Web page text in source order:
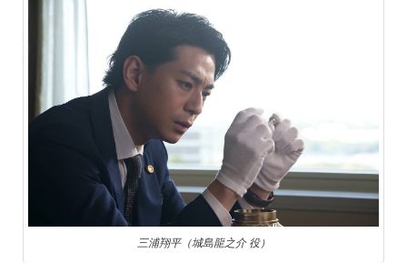
三浦翔平（城島龍之介 役）